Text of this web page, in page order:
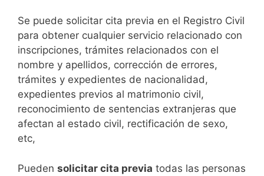
Se puede solicitar cita previa en el Registro Civil
para obtener cualquier servicio relacionado con
inscripciones, trámites relacionados con el
nombre y apellidos, corrección de errores,
trámites y expedientes de nacionalidad,
expedientes previos al matrimonio civil,
reconocimiento de sentencias extranjeras que
afectan al estado civil, rectificación de sexo,
etc,
​Pueden solicitar cita previa todas las personas